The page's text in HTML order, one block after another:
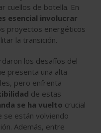
cuellos de botella. En
esencial involucrar
proyectos energéticos
la transición.
los desafíos del
presenta una alta
pero enfrenta
de estas
se ha vuelto crucial
se están volviendo
Además, entre